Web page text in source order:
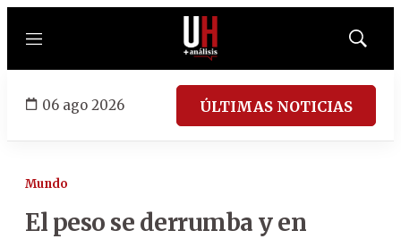
Menú
Mostrar
06 ago 2026 ÚLTIMAS NOTICIAS
Mundo
El peso se derrumba y en